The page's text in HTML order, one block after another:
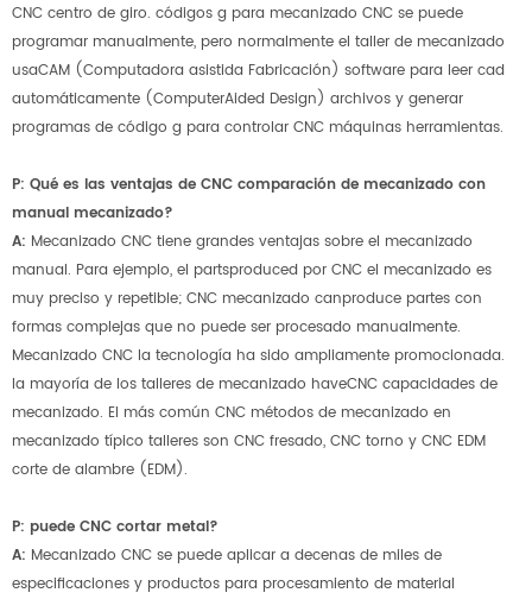
CNC centro de giro. códigos g para mecanizado CNC se puede
programar manualmente, pero normalmente el taller de mecanizado
usaCAM (Computadora asistida Fabricación) software para leer cad
automáticamente (ComputerAided Design) archivos y generar
programas de código g para controlar CNC máquinas herramientas.
P: Qué es las ventajas de CNC comparación de mecanizado con
manual mecanizado?
A: Mecanizado CNC tiene grandes ventajas sobre el mecanizado
manual. Para ejemplo, el partsproduced por CNC el mecanizado es
muy preciso y repetible; CNC mecanizado canproduce partes con
formas complejas que no puede ser procesado manualmente.
Mecanizado CNC la tecnología ha sido ampliamente promocionada.
la mayoría de los talleres de mecanizado haveCNC capacidades de
mecanizado. El más común CNC métodos de mecanizado en
mecanizado típico talleres son CNC fresado, CNC torno y CNC EDM
corte de alambre (EDM).
P: puede CNC cortar metal?
A: Mecanizado CNC se puede aplicar a decenas de miles de
especificaciones y productos para procesamiento de material